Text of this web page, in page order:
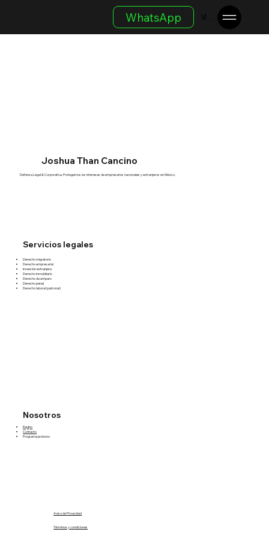
Menu
WhatsApp
Joshua Than Cancino
Defensa Legal & Corporativa. Protegemos los intereses de empresarios nacionales y extranjeros en México.
Servicios legales
Derecho migratorio
Derecho empresarial
Inversión extranjera
Derecho inmobiliario
Derecho de amparo
Derecho penal
Derecho laboral (patronal)
Nosotros
Equipo
Contacto
Programa probono
Aviso de Privacidad
Términos y condiciones